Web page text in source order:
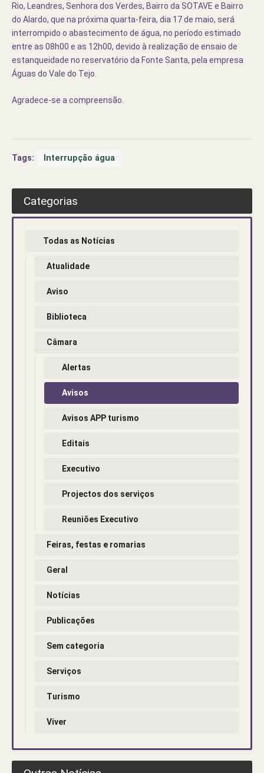
Rio, Leandres, Senhora dos Verdes, Bairro da SOTAVE e Bairro
do Alardo, que na próxima quarta-feira, dia 17 de maio, será
interrompido o abastecimento de água, no período estimado
entre as 08h00 e as 12h00, devido à realização de ensaio de
estanqueidade no reservatório da Fonte Santa, pela empresa
Águas do Vale do Tejo.
Agradece-se a compreensão.
Tags: Interrupção água
Categorias
Todas as Notícias
Atualidade
Aviso
Biblioteca
Câmara
Alertas
Avisos
Avisos APP turismo
Editais
Executivo
Projectos dos serviços
Reuniões Executivo
Feiras, festas e romarias
Geral
Notícias
Publicações
Sem categoria
Serviços
Turismo
Viver